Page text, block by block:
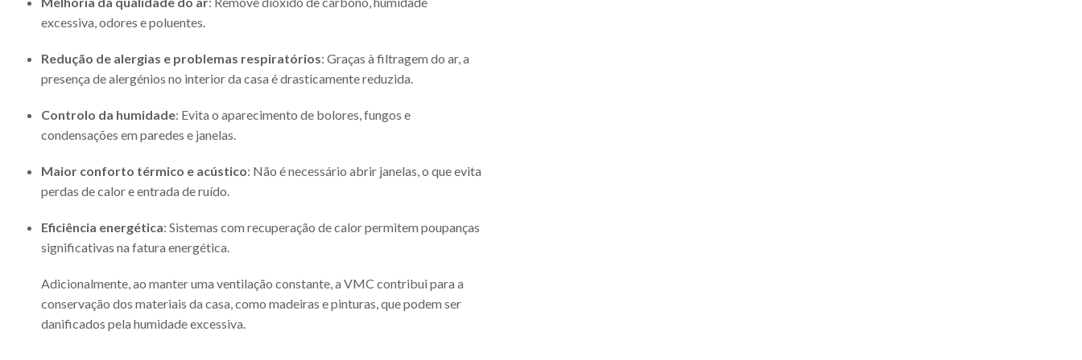
excessiva, odores e poluentes.
Redução de alergias e problemas respiratórios: Graças à filtragem do ar, a
presença de alergénios no interior da casa é drasticamente reduzida.
Controlo da humidade: Evita o aparecimento de bolores, fungos e
condensações em paredes e janelas.
Maior conforto térmico e acústico: Não é necessário abrir janelas, o que evita
perdas de calor e entrada de ruído.
Eficiência energética: Sistemas com recuperação de calor permitem poupanças
significativas na fatura energética.
Adicionalmente, ao manter uma ventilação constante, a VMC contribui para a
conservação dos materiais da casa, como madeiras e pinturas, que podem ser
danificados pela humidade excessiva.